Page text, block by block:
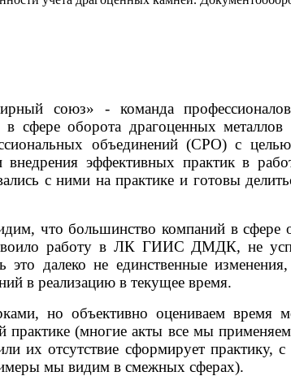
союз» - команда
сфере оборота драгоценных
объединений (СРО) с
внедрения эффективных практик в
с ними на практике и готовы
что большинство компаний в сфере
работу в ЛК ГИИС ДМДК, не
далеко не единственные
в реализацию в текущее время.
но объективно оцениваем время
практике (многие акты все мы
их отсутствие сформирует практику,
мы видим в смежных сферах).